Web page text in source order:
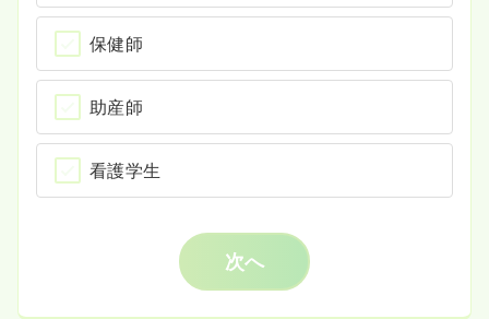
保健師
助産師
看護学生
次へ